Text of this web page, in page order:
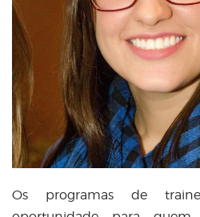
Os programas de